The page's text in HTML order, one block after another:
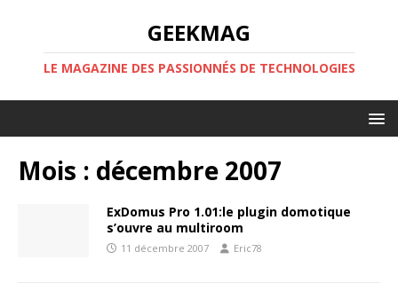
GEEKMAG
LE MAGAZINE DES PASSIONNÉS DE TECHNOLOGIES
Mois : décembre 2007
ExDomus Pro 1.01:le plugin domotique
s’ouvre au multiroom
11 décembre 2007 Eric78